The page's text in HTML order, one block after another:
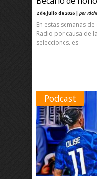
2 de julio de 2026 | por
En estas semanas
Radio por causa de
selecciones, es
Podcast